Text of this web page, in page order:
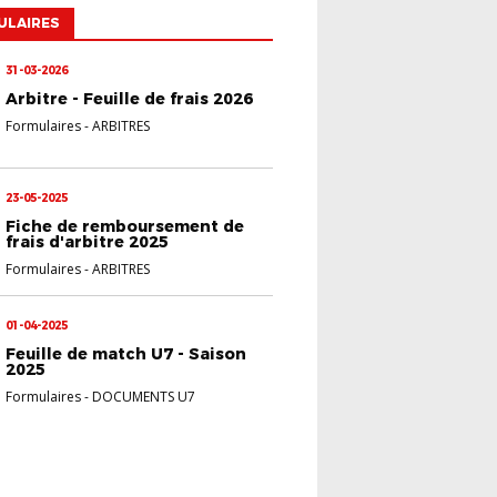
31-03-2026
Arbitre - Feuille de frais 2026
Formulaires-ARBITRES
23-05-2025
Fiche de remboursement de
frais d'arbitre 2025
Formulaires-ARBITRES
01-04-2025
Feuille de match U7 - Saison
2025
Formulaires- DOCUMENTS U7